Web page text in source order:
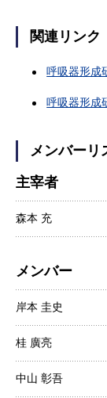
関連リンク
呼吸器形成
呼吸器形成
メンバーリ
主宰者
森本 充
メンバー
岸本 圭史
桂 廣亮
中山 彰吾